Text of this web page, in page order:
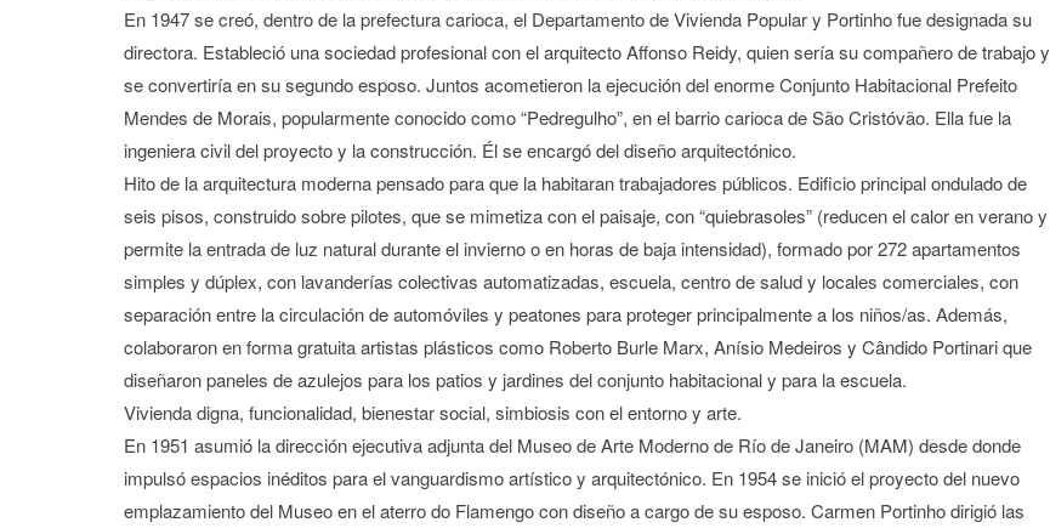
En 1947 se creó, dentro de la prefectura carioca, el Departamento de Vivienda Popular y Portinho fue designada su
directora. Estableció una sociedad profesional con el arquitecto Affonso Reidy, quien sería su compañero de trabajo y
se convertiría en su segundo esposo. Juntos acometieron la ejecución del enorme Conjunto Habitacional Prefeito
Mendes de Morais, popularmente conocido como “Pedregulho”, en el barrio carioca de São Cristóvão. Ella fue la
ingeniera civil del proyecto y la construcción. Él se encargó del diseño arquitectónico.
Hito de la arquitectura moderna pensado para que la habitaran trabajadores públicos. Edificio principal ondulado de
seis pisos, construido sobre pilotes, que se mimetiza con el paisaje, con “quiebrasoles” (reducen el calor en verano y
permite la entrada de luz natural durante el invierno o en horas de baja intensidad), formado por 272 apartamentos
simples y dúplex, con lavanderías colectivas automatizadas, escuela, centro de salud y locales comerciales, con
separación entre la circulación de automóviles y peatones para proteger principalmente a los niños/as. Además,
colaboraron en forma gratuita artistas plásticos como Roberto Burle Marx, Anísio Medeiros y Cândido Portinari que
diseñaron paneles de azulejos para los patios y jardines del conjunto habitacional y para la escuela.
Vivienda digna, funcionalidad, bienestar social, simbiosis con el entorno y arte.
En 1951 asumió la dirección ejecutiva adjunta del Museo de Arte Moderno de Río de Janeiro (MAM) desde donde
impulsó espacios inéditos para el vanguardismo artístico y arquitectónico. En 1954 se inició el proyecto del nuevo
emplazamiento del Museo en el aterro do Flamengo con diseño a cargo de su esposo. Carmen Portinho dirigió las